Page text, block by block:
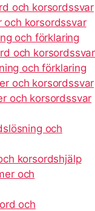
och korsordssvar
och korsordssvar
och förklaring
och korsordssvar
och förklaring
och korsordssvar
och korsordssvar
och
korsordshjälp
och
och